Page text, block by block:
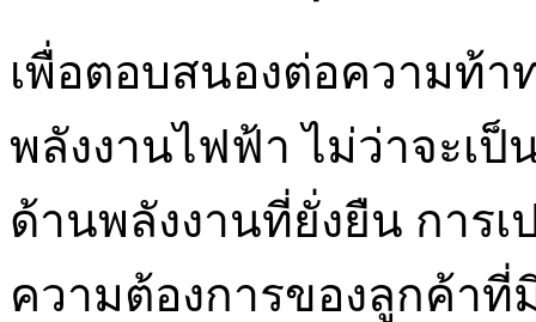
เพื่อตอบสนองต่อความท้า
พลังงานไฟฟ้า ไม่ว่าจะเ
ด้านพลังงานที่ยั่งยืน การ
ความต้องการของลูกค้า